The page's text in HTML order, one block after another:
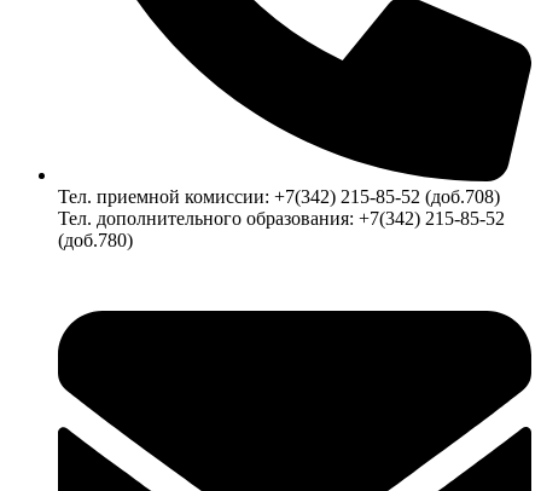
Тел. приемной комиссии: +7(342) 215-85-52 (доб.708)
Тел. дополнительного образования: +7(342) 215-85-52
(доб.780)